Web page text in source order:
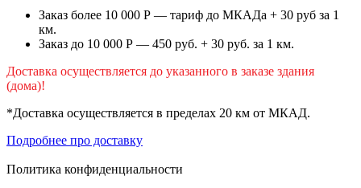
Заказ более 10 000 Р — тариф до МКАДа + 30 руб за 1
км.
Заказ до 10 000 Р — 450 руб. + 30 руб. за 1 км.
Доставка осуществляется до указанного в заказе здания
(дома)!
*Доставка осуществляется в пределах 20 км от МКАД.
Подробнее про доставку
Политика конфиденциальности